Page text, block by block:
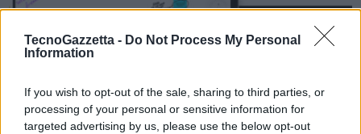
TecnoGazzetta - Do Not Process My Personal
Information
If you wish to opt-out of the sale, sharing to third parties, or
processing of your personal or sensitive information for
targeted advertising by us, please use the below opt-out
progettata per la collaborazione creativa
Freeform per iPhone, iPad e Mac semplifica più che mai la